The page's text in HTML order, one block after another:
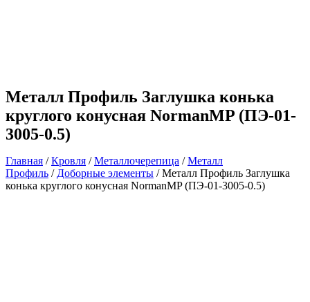
Металл Профиль Заглушка конька
круглого конусная NormanMP (ПЭ-01-
3005-0.5)
Главная /Кровля /Металлочерепица /Металл
Профиль / Доборные элементы / Металл Профиль Заглушка
конька круглого конусная NormanMP (ПЭ-01-3005-0.5)